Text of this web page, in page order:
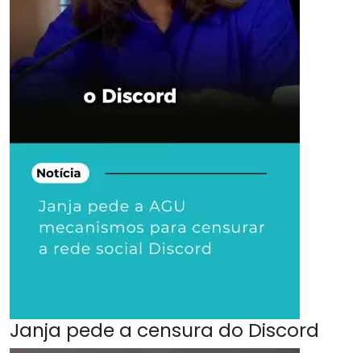
Janja pede a censura do Discord